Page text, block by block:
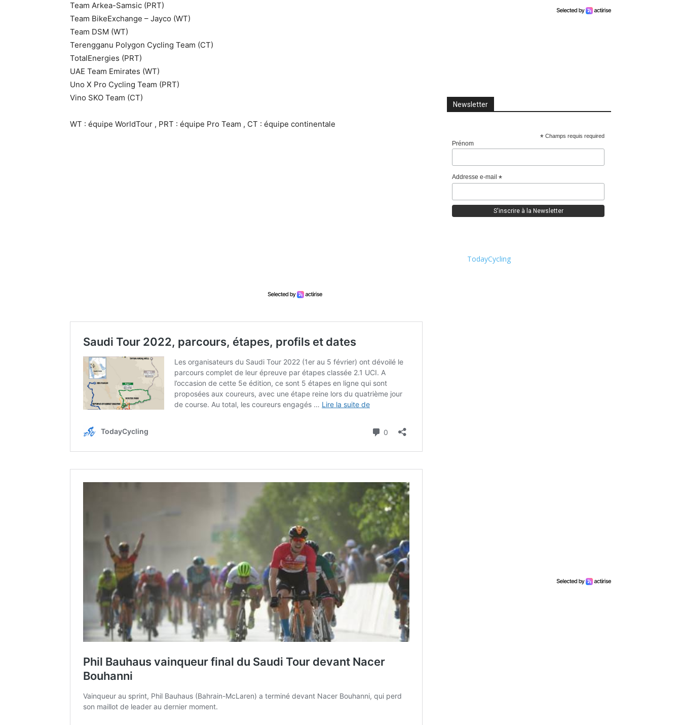
Team Arkea-Samsic (PRT)
Team BikeExchange – Jayco (WT)
Team DSM (WT)
Terengganu Polygon Cycling Team (CT)
TotalEnergies (PRT)
UAE Team Emirates (WT)
Uno X Pro Cycling Team (PRT)
Vino SKO Team (CT)
WT : équipe WorldTour , PRT : équipe Pro Team , CT : équipe continentale
Newsletter
* Champs requis required
Prénom
Addresse e-mail *
TodayCycling